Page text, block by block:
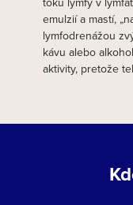
emulzií a mastí,
lymfodrenážou
kávu alebo
aktivity, pretože